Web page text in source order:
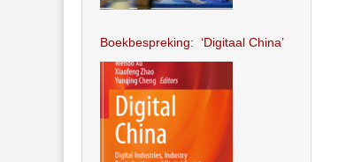
Boekbespreking: ‘Digitaal China’